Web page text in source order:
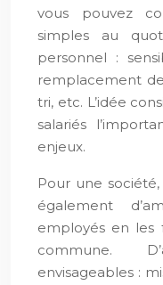
vous pouvez
simples au
personnel :
remplacement
tri, etc. L’idée
salariés
enjeux.
Pour une
également
employés en les
commune.
envisageables :